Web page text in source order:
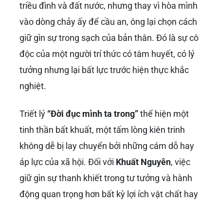
triều đình và đất nước, nhưng thay vì hòa mình
vào dòng chảy ấy để cầu an, ông lại chọn cách
giữ gìn sự trong sạch của bản thân. Đó là sự cô
độc của một người trí thức có tâm huyết, có lý
tưởng nhưng lại bất lực trước hiện thực khắc
nghiệt.
Triết lý “Đời đục mình ta trong”thể hiện một
tinh thần bất khuất, một tấm lòng kiên trinh
không dễ bị lay chuyển bởi những cám dỗ hay
áp lực của xã hội. Đối với Khuất Nguyên, việc
giữ gìn sự thanh khiết trong tư tưởng và hành
động quan trọng hơn bất kỳ lợi ích vật chất hay